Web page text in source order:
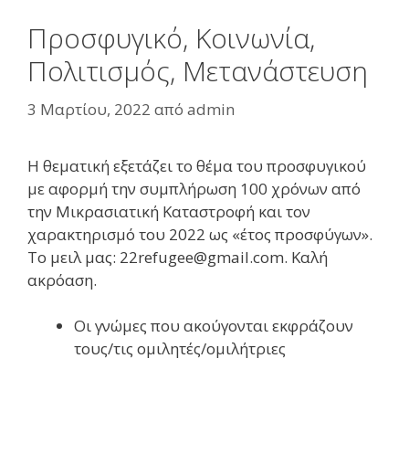
Προσφυγικό, Κοινωνία,
Πολιτισμός, Μετανάστευση
3 Μαρτίου, 2022 από admin
Η θεματική εξετάζει το θέμα του προσφυγικού
με αφορμή την συμπλήρωση 100 χρόνων από
την Μικρασιατική Καταστροφή και τον
χαρακτηρισμό του 2022 ως «έτος προσφύγων».
Το μειλ μας: 22refugee@gmail.com. Καλή
ακρόαση.
Oι γνώμες που ακούγονται εκφράζουν
τους/τις ομιλητές/ομιλήτριες